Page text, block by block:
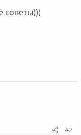
советы)))
#2